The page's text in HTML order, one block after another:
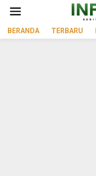
BERANDA
TERBARU